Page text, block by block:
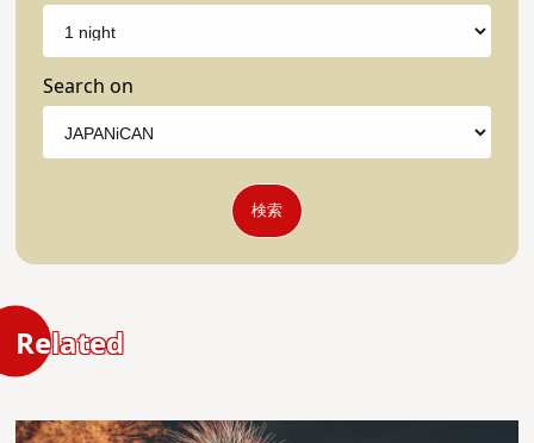
Search on
検索
Related